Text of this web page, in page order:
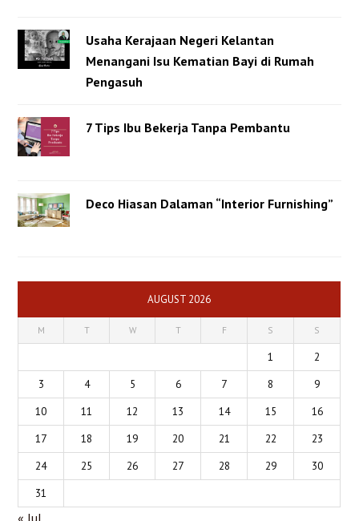
Usaha Kerajaan Negeri Kelantan
Menangani Isu Kematian Bayi di Rumah
Pengasuh
7 Tips Ibu Bekerja Tanpa Pembantu
Deco Hiasan Dalaman “Interior Furnishing”
AUGUST 2026
M T W T F S S
1
2
3
4 5 6 7 8
9
10
11 12 13 14 15
16
17
18 19 20 21 22
23
24
25 26 27 28 29
30
31